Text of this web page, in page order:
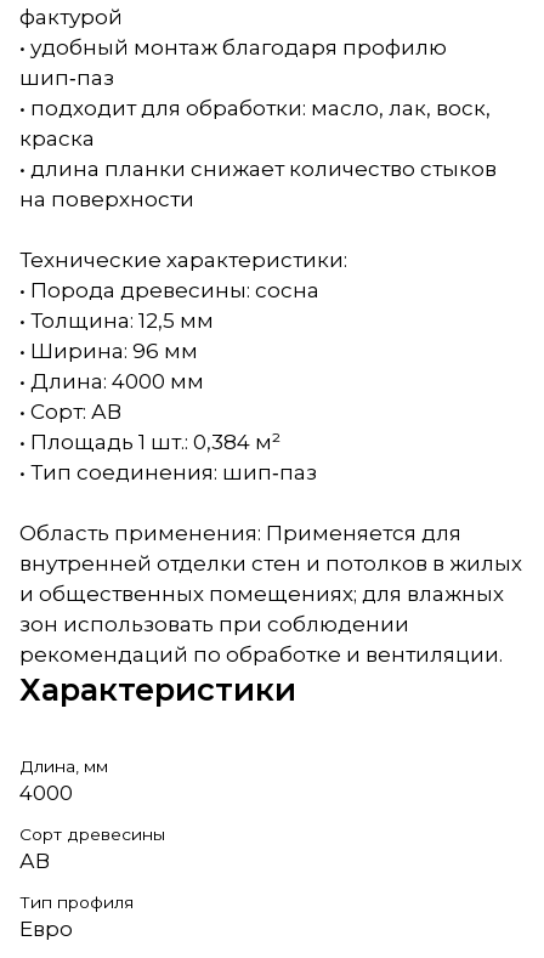
фактурой
• удобный монтаж благодаря профилю
шип‑паз
• подходит для обработки: масло, лак, воск,
краска
• длина планки снижает количество стыков
на поверхности
Технические характеристики:
• Порода древесины: сосна
• Толщина: 12,5 мм
• Ширина: 96 мм
• Длина: 4000 мм
• Сорт: АВ
• Площадь 1 шт.: 0,384 м²
• Тип соединения: шип‑паз
Область применения: Применяется для
внутренней отделки стен и потолков в жилых
и общественных помещениях; для влажных
зон использовать при соблюдении
рекомендаций по обработке и вентиляции.
Характеристики
Длина, мм
4000
Сорт древесины
АВ
Тип профиля
Евро